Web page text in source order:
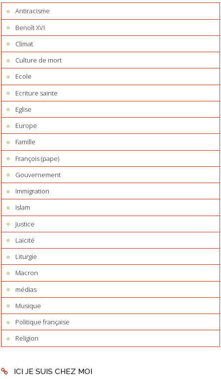
Antiracisme
Benoît XVI
Climat
Culture de mort
Ecole
Ecriture sainte
Eglise
Europe
Famille
François (pape)
Gouvernement
Immigration
Islam
Justice
Laïcité
Liturgie
Macron
médias
Musique
Politique française
Religion
ICI JE SUIS CHEZ MOI